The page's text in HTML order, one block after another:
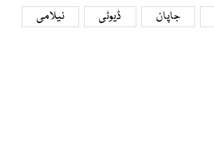
جاپان ڈیوٹی
نیلامی